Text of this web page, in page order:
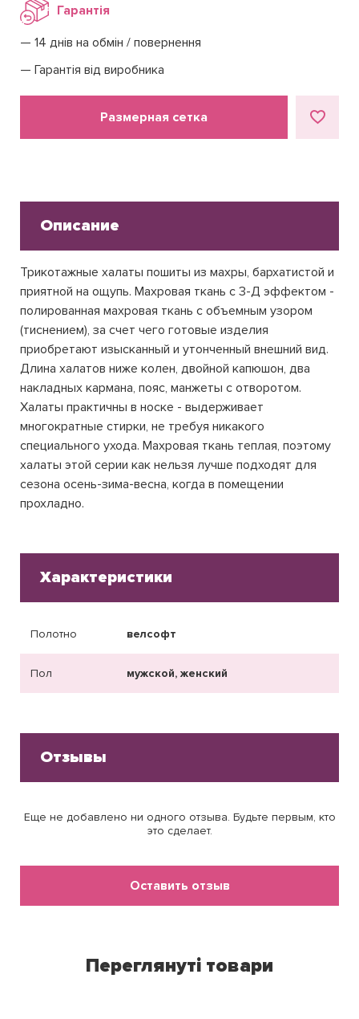
Гарантія
14 днів на обмін / повернення
Гарантія від виробника
Размерная сетка
Описание
Трикотажные халаты пошиты из махры, бархатистой и
приятной на ощупь. Махровая ткань с 3-Д эффектом -
полированная махровая ткань с объемным узором
(тиснением), за счет чего готовые изделия
приобретают изысканный и утонченный внешний вид.
Длина халатов ниже колен, двойной капюшон, два
накладных кармана, пояс, манжеты с отворотом.
Халаты практичны в носке - выдерживает
многократные стирки, не требуя никакого
специального ухода. Махровая ткань теплая, поэтому
халаты этой серии как нельзя лучше подходят для
сезона осень-зима-весна, когда в помещении
прохладно.
Характеристики
Полотно велсофт
Пол мужской, женский
Отзывы
Еще не добавлено ни одного отзыва. Будьте первым, кто
это сделает.
Оставить отзыв
Переглянуті товари